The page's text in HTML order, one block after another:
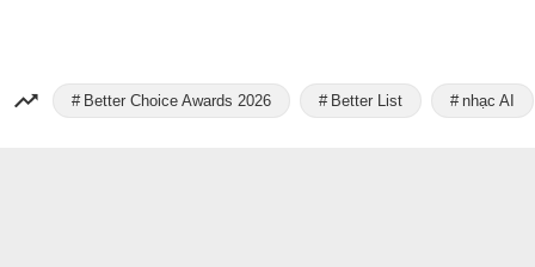
Better Choice Awards 2026 Better List nhạc AI